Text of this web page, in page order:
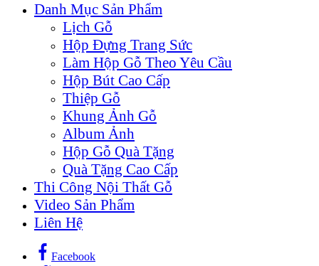
Danh Mục Sản Phẩm
Lịch Gỗ
Hộp Đựng Trang Sức
Làm Hộp Gỗ Theo Yêu Cầu
Hộp Bút Cao Cấp
Thiệp Gỗ
Khung Ảnh Gỗ
Album Ảnh
Hộp Gỗ Quà Tặng
Quà Tặng Cao Cấp
Thi Công Nội Thất Gỗ
Video Sản Phẩm
Liên Hệ
Facebook